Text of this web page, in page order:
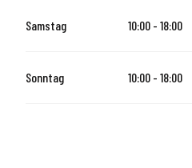
Samstag 10:00 - 18:00
Sonntag 10:00 - 18:00